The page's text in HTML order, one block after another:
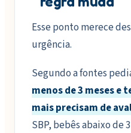
Esse ponto merece
urgência.
Segundo a fontes
menos de 3 meses e
mais precisam de
SBP, bebês abaixo de